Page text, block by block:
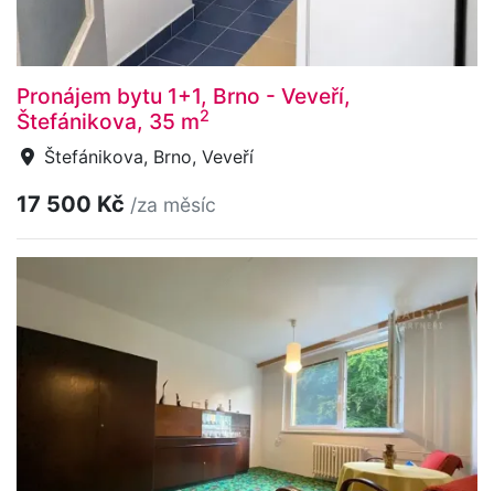
Pronájem bytu 1+1, Brno - Veveří,
Štefánikova, 35 m2
Štefánikova, Brno, Veveří
17 500 Kč /za měsíc